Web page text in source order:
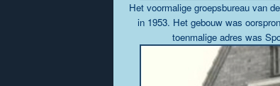
Het voormalige groepsbureau van
in 1953. Het gebouw was
toenmalige adres was